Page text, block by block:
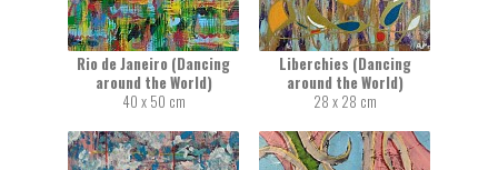
Rio de Janeiro (Dancing
around the World)
40 x 50 cm
Liberchies (Dancing
around the World)
28 x 28 cm